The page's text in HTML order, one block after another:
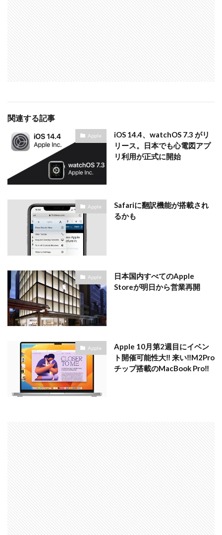
関連する記事
Apple
iOS 14.4、watchOS 7.3 がリ
リース。日本でも心電図アプ
リ利用が正式に開始
Apple
Safariに翻訳機能が搭載され
るかも
Apple
日本国内すべてのApple
Storeが明日から営業再開
Apple
Apple 10月第2週目にイベン
ト開催可能性大‼︎ 来い‼︎M2Pro
チップ搭載のMacBook Pro‼︎